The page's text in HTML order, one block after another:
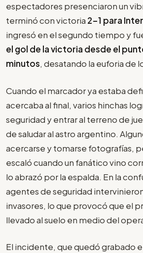
espectadores presenciaron un
terminó con victoria 2-1 para
ingresó en el segundo tiempo y
el gol de la victoria desde el
minutos, desatando la euforia de
Cuando el marcador ya estaba
acercaba al final, varios hinchas
seguridad y entrar al terreno de
de saludar al astro argentino.
acercarse y tomarse fotografías,
escaló cuando un fanático vino
lo abrazó por la espalda. En la
agentes de seguridad intervinieron
invasores, lo que provocó que el
llevado al suelo en medio del
El incidente, que quedó grabado